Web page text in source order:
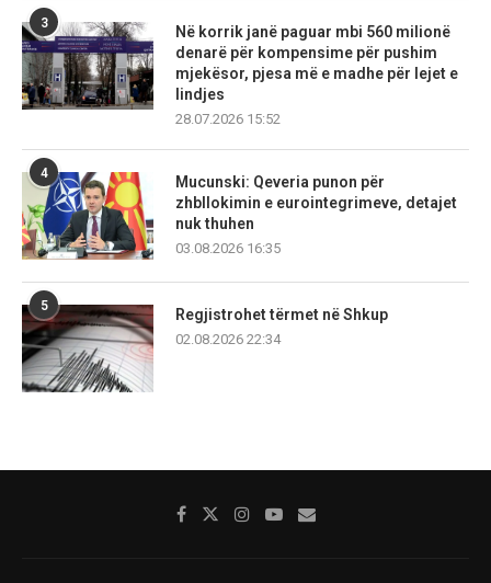
3
Në korrik janë paguar mbi 560 milionë
denarë për kompensime për pushim
mjekësor, pjesa më e madhe për lejet e
lindjes
28.07.2026 15:52
4
Mucunski: Qeveria punon për
zhbllokimin e eurointegrimeve, detajet
nuk thuhen
03.08.2026 16:35
5
Regjistrohet tërmet në Shkup
02.08.2026 22:34